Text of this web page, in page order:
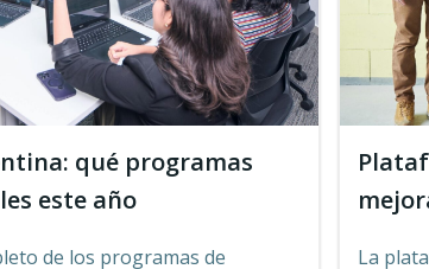
qué programas
este año
de los programas de
La